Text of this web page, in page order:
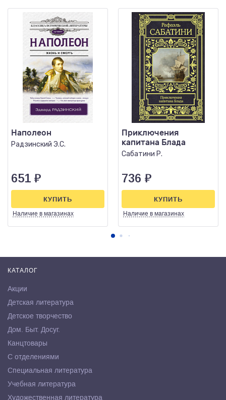
Наполеон
Радзинский Э.С.
651 ₽
Наличие в магазинах
КУПИТЬ
Приключения
капитана Блада
Сабатини Р.
736 ₽
Наличие в магазинах
КУПИТЬ
КАТАЛОГ
Акции
Детская литература
Детское творчество
Дом. Быт. Досуг.
Канцтовары
С отделениями
Специальная литература
Учебная литература
Художественная литература